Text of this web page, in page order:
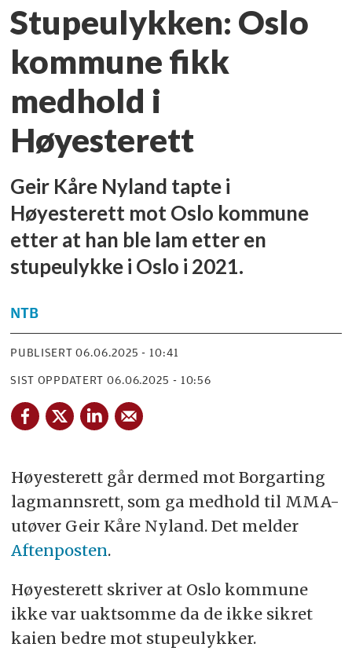
Stupeulykken: Oslo
kommune fikk
medhold i
Høyesterett
Geir Kåre Nyland tapte i
Høyesterett mot Oslo kommune
etter at han ble lam etter en
stupeulykke i Oslo i 2021.
NTB
PUBLISERT 06.06.2025 - 10:41
SIST OPPDATERT 06.06.2025 - 10:56
Høyesterett går dermed mot Borgarting
lagmannsrett, som ga medhold til MMA-
utøver Geir Kåre Nyland. Det melder
Aftenposten.
Høyesterett skriver at Oslo kommune
ikke var uaktsomme da de ikke sikret
kaien bedre mot stupeulykker.